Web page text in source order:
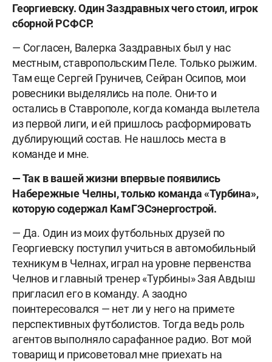
Георгиевску. Один Заздравных чего стоил, игрок
сборной РСФСР.
— Согласен, Валерка Заздравных был у нас
местным, ставропольским Пеле. Только рыжим.
Там еще Сергей Груничев, Сейран Осипов, мои
ровесники выделялись на поле. Они-то и
остались в Ставрополе, когда команда вылетела
из первой лиги, и ей пришлось расформировать
дублирующий состав. Не нашлось места в
команде и мне.
— Так в вашей жизни впервые появились
Набережные Челны, только команда «Турбина»,
которую содержал КамГЭСэнергострой.
— Да. Один из моих футбольных друзей по
Георгиевску поступил учиться в автомобильный
техникум в Челнах, играл на уровне первенства
Челнов и главный тренер «Турбины» Зая Авдыш
пригласил его в команду. А заодно
поинтересовался — нет ли у него на примете
перспективных футболистов. Тогда ведь роль
агентов выполняло сарафанное радио. Вот мой
товарищ и присоветовал мне приехать на